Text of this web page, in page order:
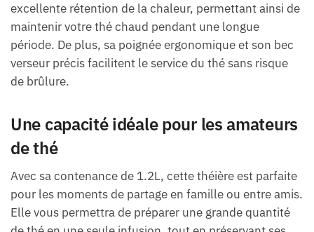
excellente rétention de la chaleur, permettant ainsi de
maintenir votre thé chaud pendant une longue
période. De plus, sa poignée ergonomique et son bec
verseur précis facilitent le service du thé sans risque
de brûlure.
Une capacité idéale pour les amateurs
de thé
Avec sa contenance de 1.2L, cette théière est parfaite
pour les moments de partage en famille ou entre amis.
Elle vous permettra de préparer une grande quantité